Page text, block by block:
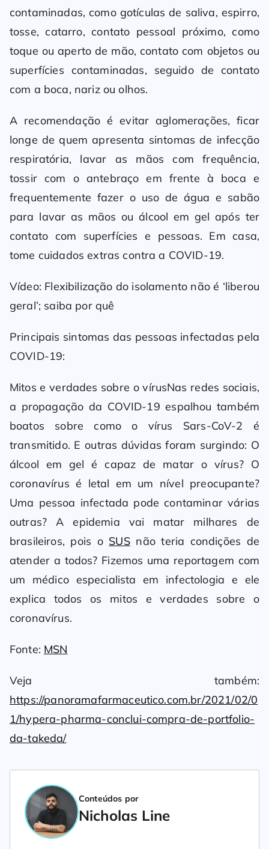
contaminadas, como gotículas de saliva, espirro,
tosse, catarro, contato pessoal próximo, como
toque ou aperto de mão, contato com objetos ou
superfícies contaminadas, seguido de contato
com a boca, nariz ou olhos.
A recomendação é evitar aglomerações, ficar
longe de quem apresenta sintomas de infecção
respiratória, lavar as mãos com frequência,
tossir com o antebraço em frente à boca e
frequentemente fazer o uso de água e sabão
para lavar as mãos ou álcool em gel após ter
contato com superfícies e pessoas. Em casa,
tome cuidados extras contra a COVID-19.
Vídeo: Flexibilização do isolamento não é ‘liberou
geral’; saiba por quê
Principais sintomas das pessoas infectadas pela
COVID-19:
Mitos e verdades sobre o vírusNas redes sociais,
a propagação da COVID-19 espalhou também
boatos sobre como o vírus Sars-CoV-2 é
transmitido. E outras dúvidas foram surgindo: O
álcool em gel é capaz de matar o vírus? O
coronavírus é letal em um nível preocupante?
Uma pessoa infectada pode contaminar várias
outras? A epidemia vai matar milhares de
brasileiros, pois o SUSnão teria condições de
atender a todos? Fizemos uma reportagem com
um médico especialista em infectologia e ele
explica todos os mitos e verdades sobre o
coronavírus.
Fonte: MSN
Veja também:
https://panoramafarmaceutico.com.br/2021/02/0
1/hypera-pharma-conclui-compra-de-portfolio-
da-takeda/
Conteúdos por
Nicholas Line